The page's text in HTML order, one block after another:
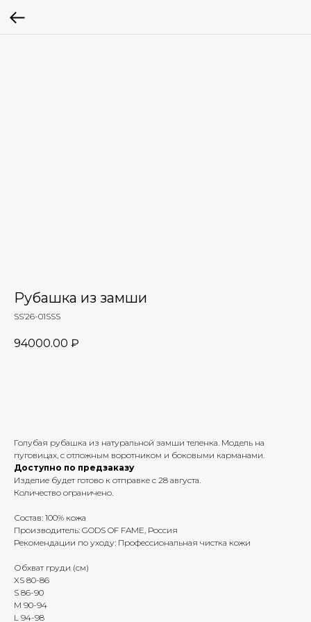
Рубашка из замши
SS’26-01SSS
94000.00 ₽
Голубая рубашка из натуральной замши теленка. Модель на
пуговицах, с отложным воротником и боковыми карманами.
Доступно по предзаказу
Изделие будет готово к отправке с 28 августа.
Количество ограничено.
Состав: 100% кожа
Производитель: GODS OF FAME, Россия
Рекомендации по уходу: Профессиональная чистка кожи
Обхват груди (см)
XS 80-86
S 86-90
M 90-94
L 94-98